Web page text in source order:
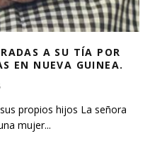
A SU TÍA POR
EN NUEVA GUINEA.
propios hijos La señora
mujer...